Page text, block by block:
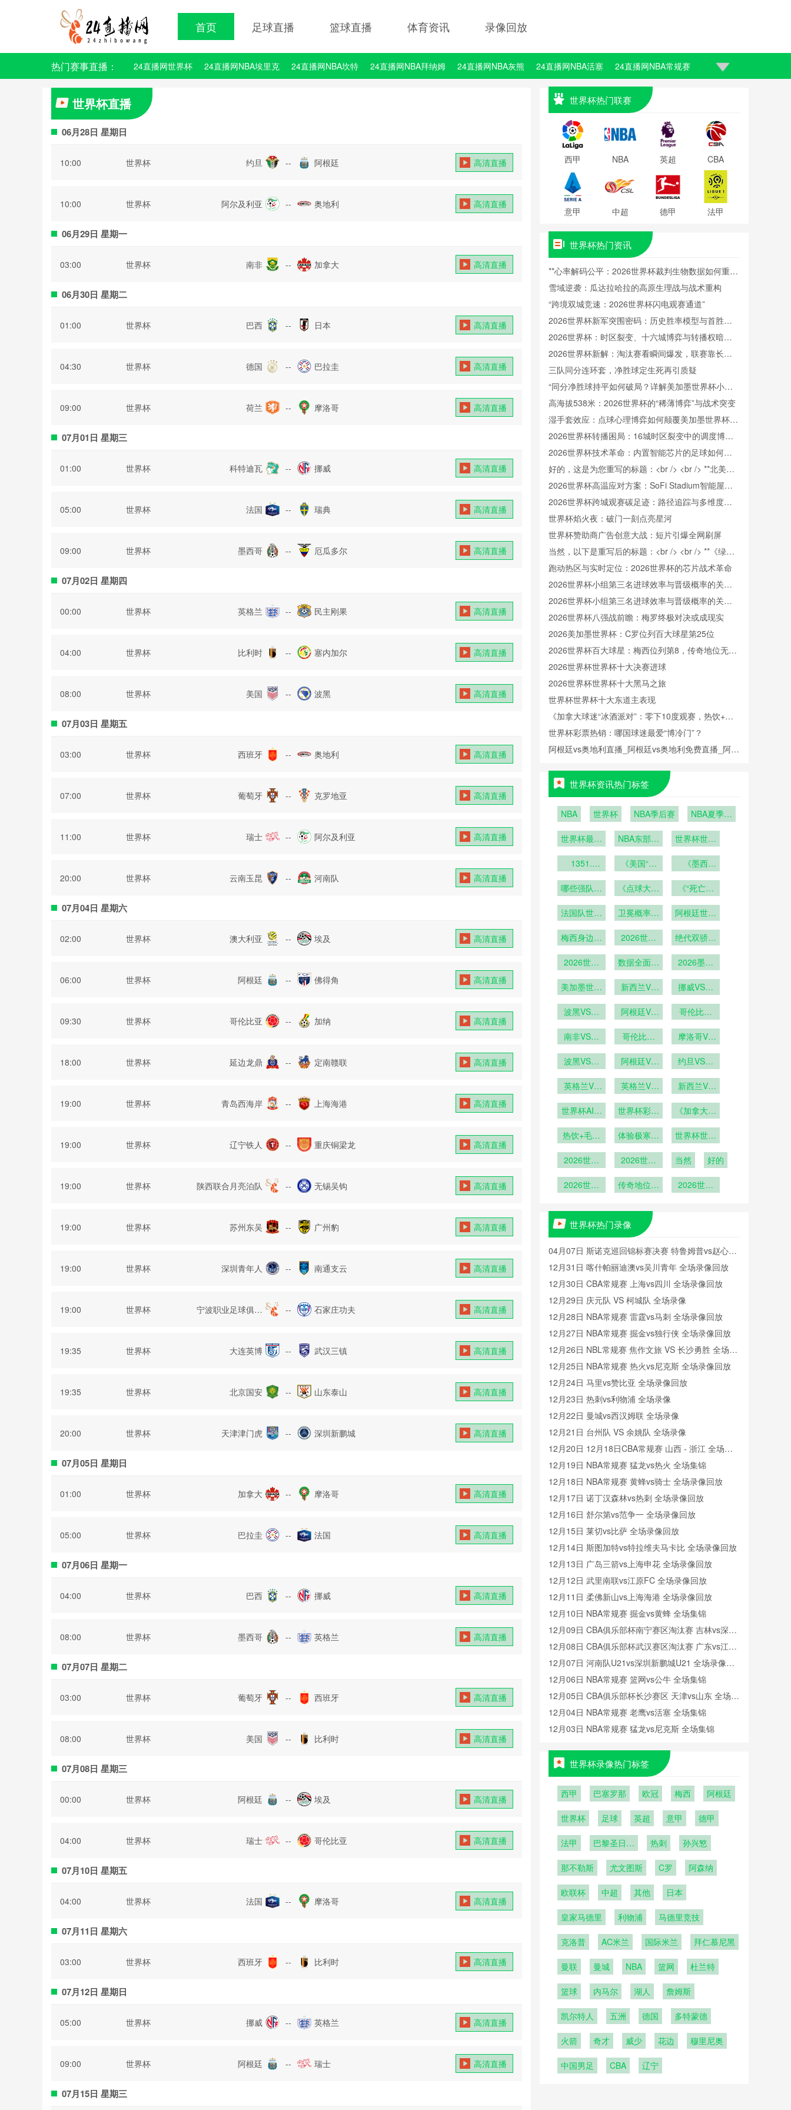
首页 足球直播 篮球直播 体育资讯 录像回放
热门赛事直播： 24直播网世界杯 24直播网NBA埃里克 24直播网NBA坎特 24直播网NBA拜纳姆 24直播网NBA灰熊 24直播网NBA活塞 24直播网NBA常规赛
世界杯直播
06月28日 星期日
10:00 世界杯 约旦 -- 阿根廷 高清直播
10:00 世界杯 阿尔及利亚 -- 奥地利 高清直播
06月29日 星期一
03:00 世界杯 南非 -- 加拿大 高清直播
06月30日 星期二
01:00 世界杯 巴西 -- 日本 高清直播
04:30 世界杯 德国 -- 巴拉圭 高清直播
09:00 世界杯 荷兰 -- 摩洛哥 高清直播
07月01日 星期三
01:00 世界杯 科特迪瓦 -- 挪威 高清直播
05:00 世界杯 法国 -- 瑞典 高清直播
09:00 世界杯 墨西哥 -- 厄瓜多尔 高清直播
07月02日 星期四
00:00 世界杯 英格兰 -- 民主刚果 高清直播
04:00 世界杯 比利时 -- 塞内加尔 高清直播
08:00 世界杯 美国 -- 波黑 高清直播
07月03日 星期五
03:00 世界杯 西班牙 -- 奥地利 高清直播
07:00 世界杯 葡萄牙 -- 克罗地亚 高清直播
11:00 世界杯 瑞士 -- 阿尔及利亚 高清直播
20:00 世界杯 云南玉昆 -- 河南队 高清直播
07月04日 星期六
02:00 世界杯 澳大利亚 -- 埃及 高清直播
06:00 世界杯 阿根廷 -- 佛得角 高清直播
09:30 世界杯 哥伦比亚 -- 加纳 高清直播
18:00 世界杯 延边龙鼎 -- 定南赣联 高清直播
19:00 世界杯 青岛西海岸 -- 上海海港 高清直播
19:00 世界杯 辽宁铁人 -- 重庆铜梁龙 高清直播
19:00 世界杯 陕西联合月亮泊队 -- 无锡吴钩 高清直播
19:00 世界杯 苏州东吴 -- 广州豹 高清直播
19:00 世界杯 深圳青年人 -- 南通支云 高清直播
19:00 世界杯 宁波职业足球俱乐
部
-- 石家庄功夫 高清直播
19:35 世界杯 大连英博 -- 武汉三镇 高清直播
19:35 世界杯 北京国安 -- 山东泰山 高清直播
20:00 世界杯 天津津门虎 -- 深圳新鹏城 高清直播
07月05日 星期日
01:00 世界杯 加拿大 -- 摩洛哥 高清直播
05:00 世界杯 巴拉圭 -- 法国 高清直播
07月06日 星期一
04:00 世界杯 巴西 -- 挪威 高清直播
08:00 世界杯 墨西哥 -- 英格兰 高清直播
07月07日 星期二
03:00 世界杯 葡萄牙 -- 西班牙 高清直播
08:00 世界杯 美国 -- 比利时 高清直播
07月08日 星期三
00:00 世界杯 阿根廷 -- 埃及 高清直播
04:00 世界杯 瑞士 -- 哥伦比亚 高清直播
07月10日 星期五
04:00 世界杯 法国 -- 摩洛哥 高清直播
07月11日 星期六
03:00 世界杯 西班牙 -- 比利时 高清直播
07月12日 星期日
05:00 世界杯 挪威 -- 英格兰 高清直播
09:00 世界杯 阿根廷 -- 瑞士 高清直播
07月15日 星期三
世界杯热门联赛
西甲 NBA 英超 CBA
意甲 中超 德甲 法甲
世界杯热门资讯
**心率解码公平：2026世界杯裁判生物数据如何重塑
判罚信任**
雪域逆袭：瓜达拉哈拉的高原生理战与战术重构
“跨境双城竞速：2026世界杯闪电观赛通道”
2026世界杯新军突围密码：历史胜率模型与首胜触
发阈值重构
2026世界杯：时区裂变、十六城博弈与转播权暗战
中的新世界秩序
2026世界杯新解：淘汰赛看瞬间爆发，联赛靠长线
续航
三队同分连环套，净胜球定生死再引质疑
“同分净胜球持平如何破局？详解美加墨世界杯小组
出线规则”
高海拔538米：2026世界杯的“稀薄博弈”与战术突变
湿手套效应：点球心理博弈如何颠覆美加墨世界杯门
将训练逻辑
2026世界杯转播困局：16城时区裂变中的调度博弈
与版权暗战
2026世界杯技术革命：内置智能芯片的足球如何精
准捕捉射门瞬时极速
好的，这是为您重写的标题：<br /> <br /> **北美世
界杯跨境冷链餐食监管协同：美加墨三国检疫标准冲
突与融合路径研究**
2026世界杯高温应对方案：SoFi Stadium智能屋顶
如何实现“冰火两重天”
2026世界杯跨城观赛碳足迹：路径追踪与多维度排
放解析
世界杯焰火夜：破门一刻点亮星河
世界杯赞助商广告创意大战：短片引爆全网刷屏
当然，以下是重写后的标题：<br /> <br /> **《绿茵
美学：世界杯的视觉叙事与跨文化对话》**
跑动热区与实时定位：2026世界杯的芯片战术革命
2026世界杯小组第三名进球效率与晋级概率的关联
性分析
2026世界杯小组第三名进球效率与晋级概率的关联
性分析
2026世界杯八强战前瞻：梅罗终极对决或成现实
2026美加墨世界杯：C罗位列百大球星第25位
2026世界杯百大球星：梅西位列第8，传奇地位无可
撼动
2026世界杯世界杯十大决赛进球
2026世界杯世界杯十大黑马之旅
世界杯世界杯十大东道主表现
《加拿大球迷“冰酒派对”：零下10度观赛，热饮+毛
毯+冰酒，体验极寒狂欢》
世界杯彩票热销：哪国球迷最爱“博冷门”？
阿根廷vs奥地利直播_阿根廷vs奥地利免费直播_阿根
世界杯资讯热门标签
NBA 世界杯 NBA季后赛
NBA夏季联
世界杯最后
将上演：波
利；科索沃
NBA东部季
世界杯世界
的可持续性
1351.
2026年世
界杯加时赛
第120分钟
换人规则的
战术意义
《美国“超
幕式！
员能否从太
福？》
《墨西
与足球”狂
期间酒吧消
300%？》
哪些强队可
局？》
《点球大战
2026世界
可能成
主”？》
《“死亡之
48队分组
法国队世界
卫冕概率几
阿根廷世界
梅西身边强
2026世界
第六次参赛
绝代双骄刷
2026世界
成为世界杯
数据全面超
2026墨美
场馆混合用
衣室动线设
美加墨世界
在大都会人
准基准点
新西兰VS
西兰VS埃
挪威VS塞
VS塞内加
波黑VS卡
黑VS卡塔
阿根廷VS
廷VS奥地
哥伦比亚
伦比亚VS
南非VS韩
VS韩国在
哥伦比亚
播哥伦比亚
线直播
摩洛哥VS
VS海地直
波黑VS卡
VS卡塔尔
阿根廷VS
阿根廷VS
直播
约旦VS阿
播约旦VS
在线直播
英格兰VS
VS加纳直
英格兰VS
格兰VS加
新西兰VS
VS埃及直
世界杯AI预
集体抗议
世界杯彩票
球迷最
门”？
《加拿大球
对”：零下
热饮+毛毯
体验极寒狂
世界杯世界
主表现
2026世界
大黑马之旅
2026世界
大决赛进球
当然 好的
2026世界
星：梅西位
列第8
传奇地位无
2026世界
世界杯热门录像
04月07日 斯诺克巡回锦标赛决赛 特鲁姆普vs赵心童
全场录像回放
12月31日 喀什帕丽迪澳vs吴川青年 全场录像回放
12月30日 CBA常规赛 上海vs四川 全场录像回放
12月29日 庆元队 VS 柯城队 全场录像
12月28日 NBA常规赛 雷霆vs马刺 全场录像回放
12月27日 NBA常规赛 掘金vs独行侠 全场录像回放
12月26日 NBL常规赛 焦作文旅 VS 长沙勇胜 全场录
像
12月25日 NBA常规赛 热火vs尼克斯 全场录像回放
12月24日 马里vs赞比亚 全场录像回放
12月23日 热刺vs利物浦 全场录像
12月22日 曼城vs西汉姆联 全场录像
12月21日 台州队 VS 余姚队 全场录像
12月20日 12月18日CBA常规赛 山西 - 浙江 全场录
像
12月19日 NBA常规赛 猛龙vs热火 全场集锦
12月18日 NBA常规赛 黄蜂vs骑士 全场录像回放
12月17日 诺丁汉森林vs热刺 全场录像回放
12月16日 舒尔第vs范争一 全场录像回放
12月15日 莱切vs比萨 全场录像回放
12月14日 斯图加特vs特拉维夫马卡比 全场录像回放
12月13日 广岛三箭vs上海申花 全场录像回放
12月12日 武里南联vs江原FC 全场录像回放
12月11日 柔佛新山vs上海海港 全场录像回放
12月10日 NBA常规赛 掘金vs黄蜂 全场集锦
12月09日 CBA俱乐部杯南宁赛区淘汰赛 吉林vs深圳
全场录像回放
12月08日 CBA俱乐部杯武汉赛区淘汰赛 广东vs江苏
全场录像回放
12月07日 河南队U21vs深圳新鹏城U21 全场录像回
放
12月06日 NBA常规赛 篮网vs公牛 全场集锦
12月05日 CBA俱乐部杯长沙赛区 天津vs山东 全场录
像回放
12月04日 NBA常规赛 老鹰vs活塞 全场集锦
12月03日 NBA常规赛 猛龙vs尼克斯 全场集锦
世界杯录像热门标签
西甲 巴塞罗那 欧冠 梅西 阿根廷
世界杯 足球 英超 意甲 德甲
法甲
巴黎圣日耳
热刺 孙兴慜
那不勒斯 尤文图斯 C罗 阿森纳
欧联杯 中超 其他 日本
皇家马德里 利物浦 马德里竞技
克洛普 AC米兰 国际米兰 拜仁慕尼黑
曼联 曼城 NBA 篮网 杜兰特
篮球 内马尔 湖人 詹姆斯
凯尔特人 五洲 德国 多特蒙德
火箭 奇才 威少 花边 穆里尼奥
中国男足 CBA 辽宁